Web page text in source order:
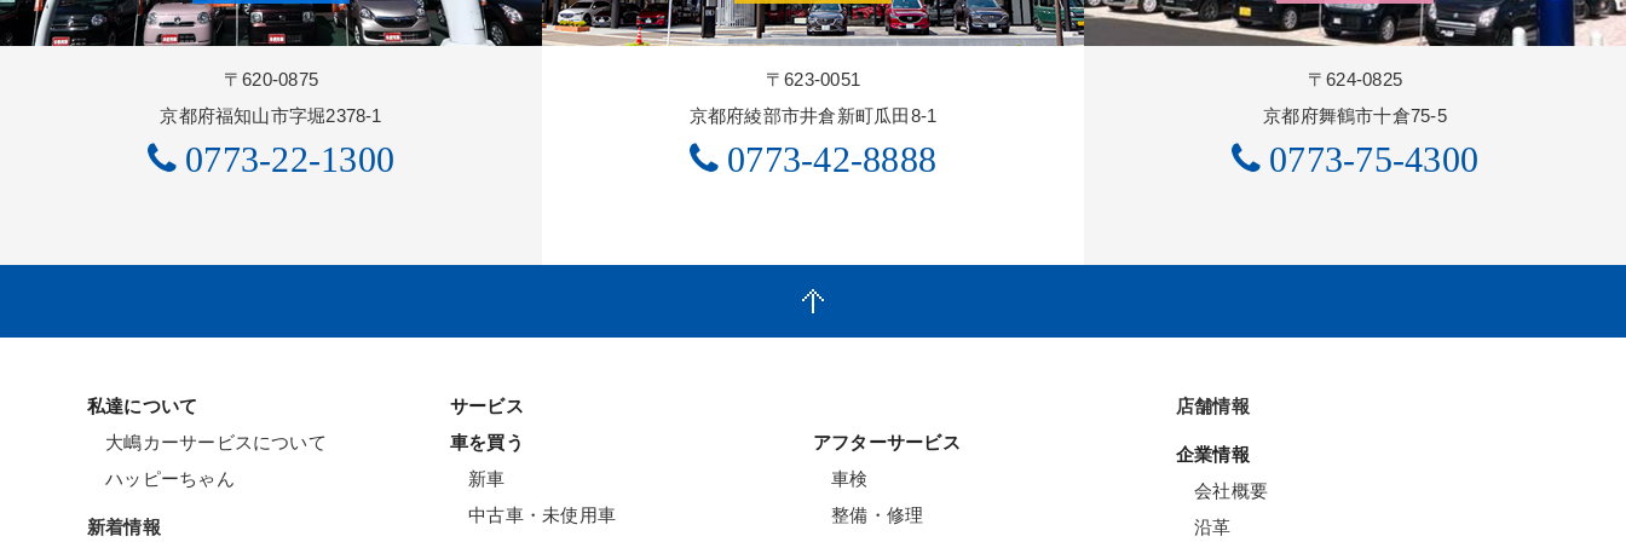
〒620-0875
京都府福知山市字堀2378-1
0773-22-1300
〒623-0051
京都府綾部市井倉新町瓜田8-1
0773-42-8888
〒624-0825
京都府舞鶴市十倉75-5
0773-75-4300
私達について
大嶋カーサービスについて
ハッピーちゃん
新着情報
サービス
車を買う
新車
中古車・未使用車
アフターサービス
車検
整備・修理
店舗情報
企業情報
会社概要
沿革